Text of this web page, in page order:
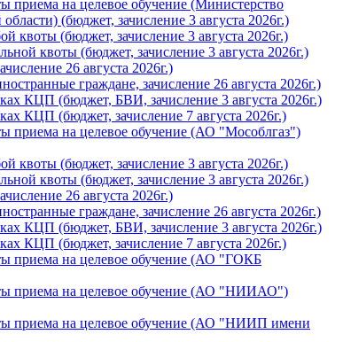
приема на целевое обучение (Министерство
(бюджет, зачислениe 3 августа 2026г.)
квоты (бюджет, зачислениe 3 августа 2026г.)
квоты (бюджет, зачислениe 3 августа 2026г.)
26 августа 2026г.)
граждане, зачислениe 26 августа 2026г.)
КЦП (бюджет, БВИ, зачислениe 3 августа 2026г.)
КЦП (бюджет, зачислениe 7 августа 2026г.)
приема на целевое обучение (АО "Мособлгаз")
квоты (бюджет, зачислениe 3 августа 2026г.)
квоты (бюджет, зачислениe 3 августа 2026г.)
26 августа 2026г.)
граждане, зачислениe 26 августа 2026г.)
КЦП (бюджет, БВИ, зачислениe 3 августа 2026г.)
КЦП (бюджет, зачислениe 7 августа 2026г.)
приема на целевое обучение (АО "ГОКБ
приема на целевое обучение (АО "НИИАО")
приема на целевое обучение (АО "НИИП имени